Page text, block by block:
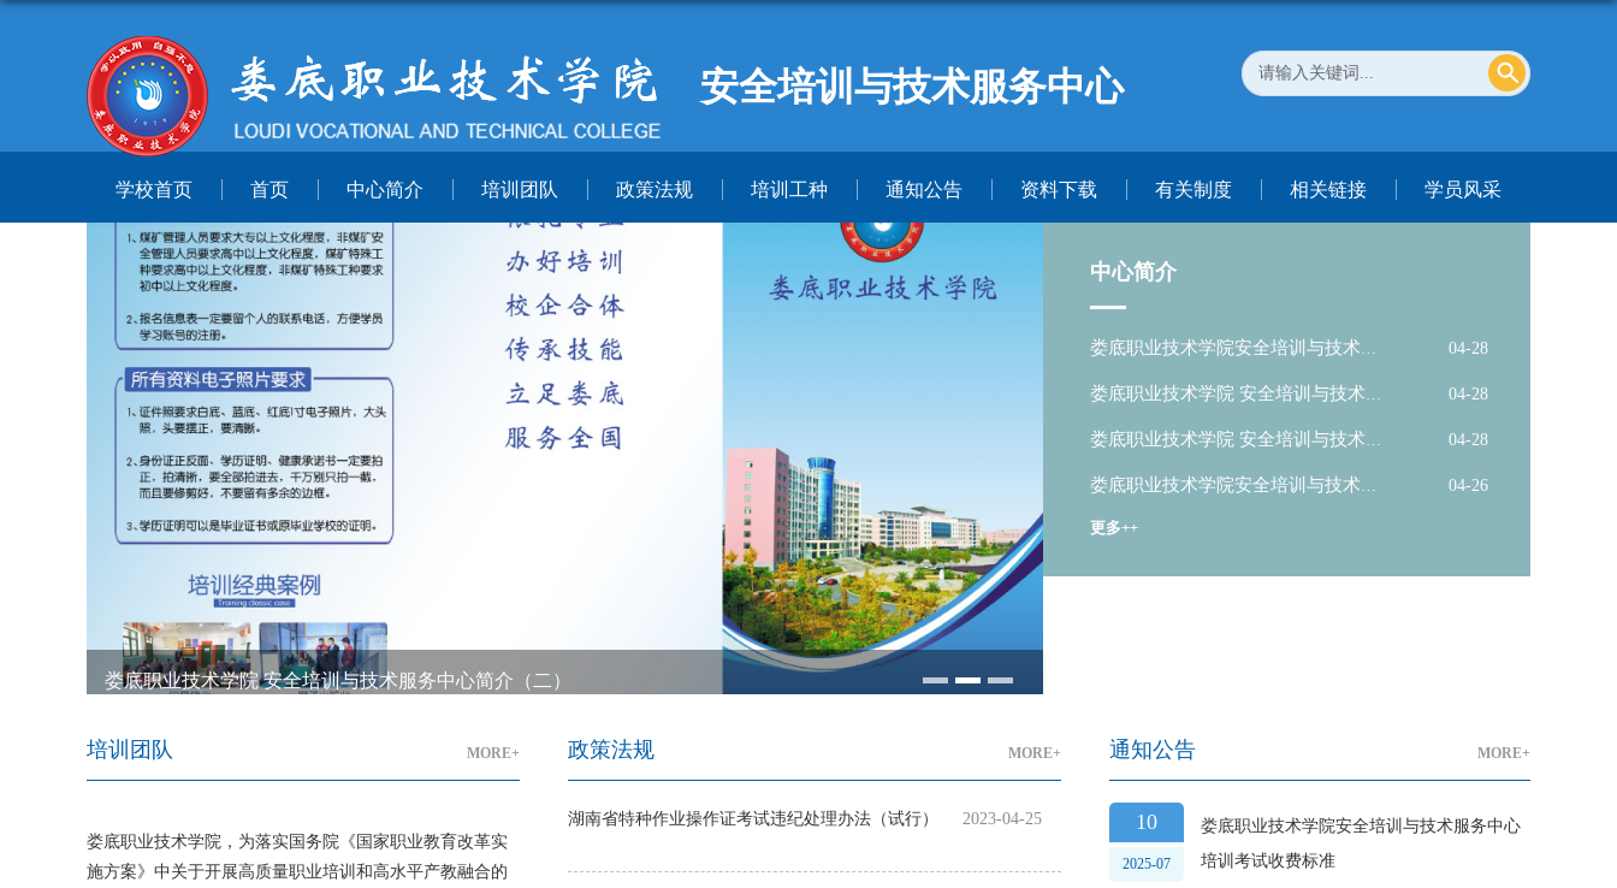
安全培训与技术服务中心
学校首页 首页 中心简介 培训团队 政策法规 培训工种 通知公告 资料下载 有关制度 相关链接 学员风采
娄底职业技术学院 安全培训与技术服务中心简介（二）
中心简介
娄底职业技术学院安全培训与技术服
务中心剪...
04-28
娄底职业技术学院 安全培训与技术服
务中心...
04-28
娄底职业技术学院 安全培训与技术服
务中心...
04-28
娄底职业技术学院安全培训与技术服
务中心简...
04-26
更多++
培训团队 MORE+
娄底职业技术学院，为落实国务院《国家职业教育改革实
施方案》中关于开展高质量职业培训和高水平产教融合的
政策法规 MORE+
湖南省特种作业操作证考试违纪处理办法（试行） 2023-04-25
通知公告 MORE+
10
2025-07
娄底职业技术学院安全培训与技术服务中心
培训考试收费标准